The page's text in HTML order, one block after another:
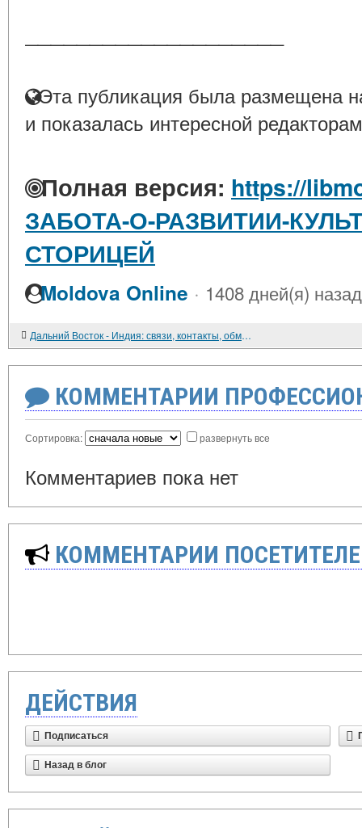
Эта публикация была размещена
и показалась интересной
Полная версия: https://
ЗАБОТА-О-РАЗВИТИИ-
СТОРИЦЕЙ
Moldova Online · 1408 дней(я) назад
Дальний Восток - Индия: связи, контакты, обмены
КОММЕНТАРИИ
Сортировка: развернуть все
Комментариев пока нет
КОММЕНТАРИИ
ДЕЙСТВИЯ
Подписаться
Назад в блог